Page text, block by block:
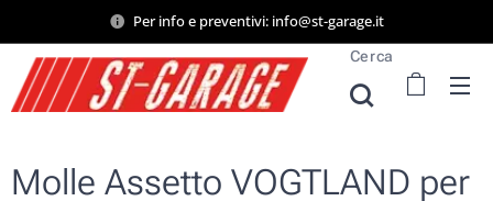
Per info e preventivi: info@st-garage.it
Cerca
Molle Assetto VOGTLAND per